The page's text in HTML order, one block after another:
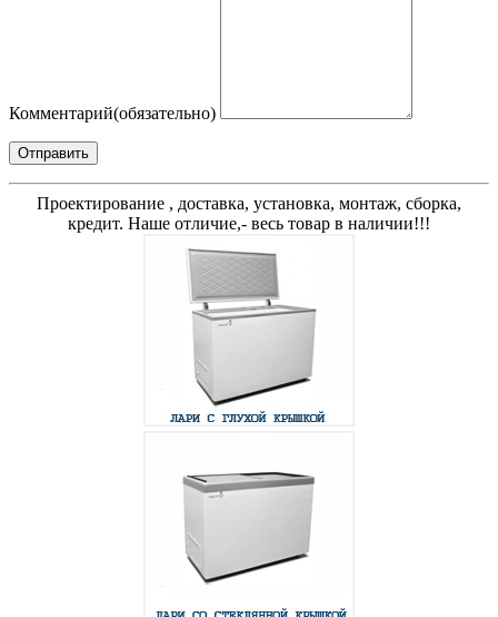
Комментарий(обязательно)
Отправить
Проектирование , доставка, установка, монтаж, сборка,
кредит. Наше отличие,- весь товар в наличии!!!